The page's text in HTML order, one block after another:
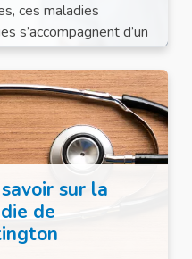
ces maladies
s’accompagnent d’un
plus ou moins
sur la
de